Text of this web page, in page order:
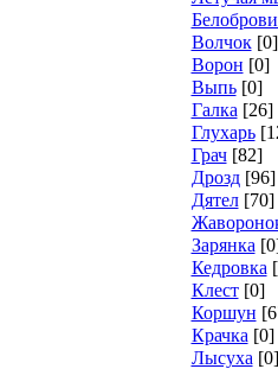
Волчок [0]
Ворон [0]
Выпь [0]
Галка [26]
Глухарь
Грач [82]
Дрозд [96]
Дятел [70]
Зарянка
Кедровка
Клест [0]
Коршун
Крачка [0]
Лысуха [0]